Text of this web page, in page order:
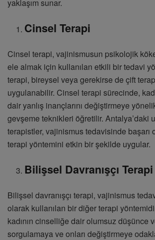
yaklaşım sunar.
Cinsel Terapi
Cinsel terapi, vajinismusun psikolojik
ele almak için kullanılan etkili bir tedavi
terapi, bireysel veya gerekirse de çift
uygulanabilir. Cinsel terapi sürecinde,
dair yanlış inançlarını değiştirmeye
gevşeme teknikleri öğretilir. Antalya’daki
terapistler, vajinismus tedavisinde başarı
terapi yöntemini etkin bir şekilde uygular.
Bilişsel Davranışçı
Bilişsel davranışçı terapi, vajinismus
olarak kullanılan bir diğer terapi
kadının cinselliğe dair olumsuz düşünce
sorgulamaya ve onları değiştirmeye